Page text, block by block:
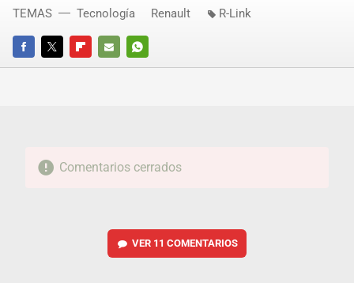
FACEBOOKTWITTERFLIPBOARD
E-
WHATSAPP
TEMAS Tecnología Renault R-Link
Comentarios cerrados
VER 11 COMENTARIOS